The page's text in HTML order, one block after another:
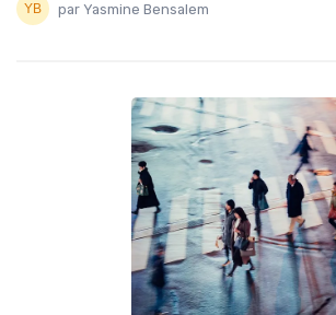
par Yasmine Bensalem